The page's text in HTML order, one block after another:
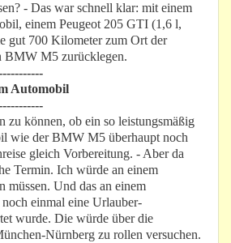
- Das war schnell klar: mit einem
einem Peugeot 205 GTI (1,6 l,
gut 700 Kilometer zum Ort der
BMW M5 zurücklegen.
Automobil
zu können, ob ein so leistungsmäßig
wie der BMW M5 überhaupt noch
gleich Vorbereitung. - Aber da
Termin. Ich würde an einem
müssen. Und das an einem
einmal eine Urlauber-
wurde. Die würde über die
Nürnberg zu rollen versuchen.